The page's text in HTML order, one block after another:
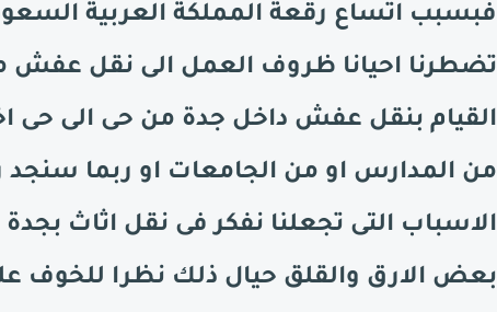
فبسبب اتساع رقعة المملكة العربية
تضطرنا احيانا ظروف العمل الى نقل عفش
القيام بنقل عفش داخل جدة من حى الى حى
من المدارس او من الجامعات او ربما سنجد
الاسباب التى تجعلنا نفكر فى نقل اثاث
بعض الارق والقلق حيال ذلك نظرا للخوف